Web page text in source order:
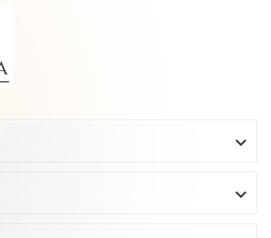

